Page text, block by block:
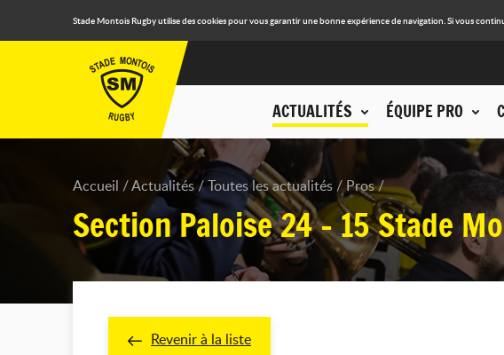
Stade Montois Rugby utilise des cookies pour vous garantir une bonne expérience de navigation. Si vous
ACTUALITÉS ÉQUIPE PRO
Accueil Actualités Toutes les actualités Pros
Section Paloise 24 - 15 Stade
Revenir à la liste